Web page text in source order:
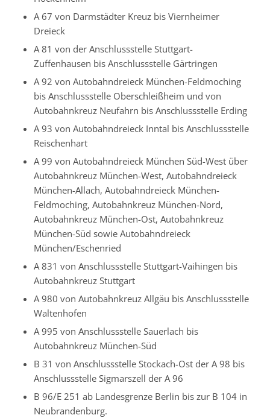
A 67 von Darmstädter Kreuz bis Viernheimer
Dreieck
A 81 von der Anschlussstelle Stuttgart-
Zuffenhausen bis Anschlussstelle Gärtringen
A 92 von Autobahndreieck München-Feldmoching
bis Anschlussstelle Oberschleißheim und von
Autobahnkreuz Neufahrn bis Anschlussstelle Erding
A 93 von Autobahndreieck Inntal bis Anschlussstelle
Reischenhart
A 99 von Autobahndreieck München Süd-West über
Autobahnkreuz München-West, Autobahndreieck
München-Allach, Autobahndreieck München-
Feldmoching, Autobahnkreuz München-Nord,
Autobahnkreuz München-Ost, Autobahnkreuz
München-Süd sowie Autobahndreieck
München/Eschenried
A 831 von Anschlussstelle Stuttgart-Vaihingen bis
Autobahnkreuz Stuttgart
A 980 von Autobahnkreuz Allgäu bis Anschlussstelle
Waltenhofen
A 995 von Anschlussstelle Sauerlach bis
Autobahnkreuz München-Süd
B 31 von Anschlussstelle Stockach-Ost der A 98 bis
Anschlussstelle Sigmarszell der A 96
B 96/E 251 ab Landesgrenze Berlin bis zur B 104 in
Neubrandenburg.